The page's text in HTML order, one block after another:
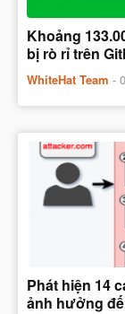
Khoảng
bị rò rỉ trên
WhiteHat Team -
Phát hiện 14
ảnh hưởng